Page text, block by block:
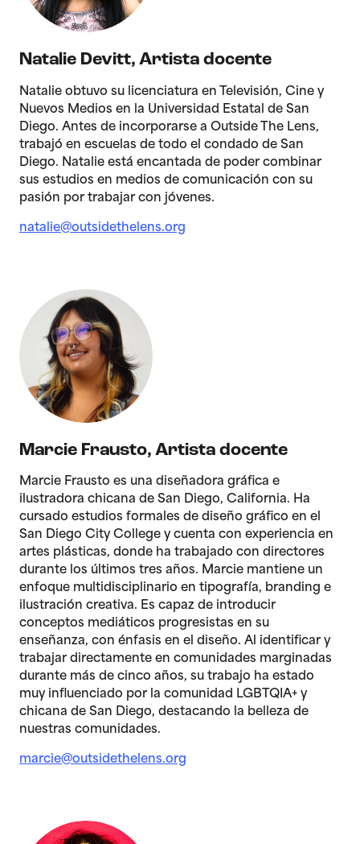
Natalie Devitt, Artista docente
Natalie obtuvo su licenciatura en Televisión, Cine y
Nuevos Medios en la Universidad Estatal de San
Diego. Antes de incorporarse a Outside The Lens,
trabajó en escuelas de todo el condado de San
Diego. Natalie está encantada de poder combinar
sus estudios en medios de comunicación con su
pasión por trabajar con jóvenes.
natalie@outsidethelens.org
Marcie Frausto, Artista docente
Marcie Frausto es una diseñadora gráfica e
ilustradora chicana de San Diego, California. Ha
cursado estudios formales de diseño gráfico en el
San Diego City College y cuenta con experiencia en
artes plásticas, donde ha trabajado con directores
durante los últimos tres años. Marcie mantiene un
enfoque multidisciplinario en tipografía, branding e
ilustración creativa. Es capaz de introducir
conceptos mediáticos progresistas en su
enseñanza, con énfasis en el diseño. Al identificar y
trabajar directamente en comunidades marginadas
durante más de cinco años, su trabajo ha estado
muy influenciado por la comunidad LGBTQIA+ y
chicana de San Diego, destacando la belleza de
nuestras comunidades.
marcie@outsidethelens.org